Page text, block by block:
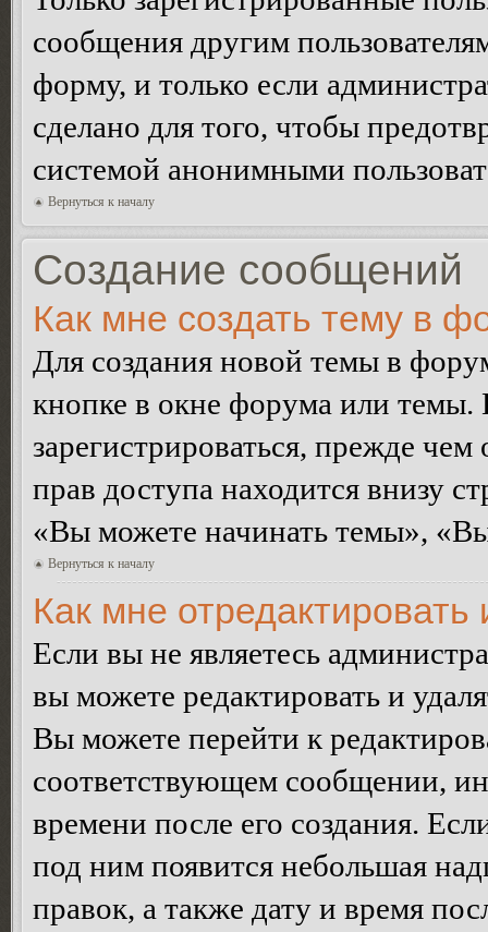
сообщения другим
форму, и только если
сделано для того, чтобы
системой анонимными
Вернуться к началу
Создание сообщений
Как мне создать тему в
Для создания новой темы в
кнопке в окне форума или
зарегистрироваться, прежде
прав доступа находится внизу
«Вы можете начинать темы»,
Вернуться к началу
Как мне
Если вы не являетесь
вы можете редактировать и
Вы можете перейти к
соответствующем сообщении,
времени после его создания.
под ним появится небольшая
правок, а также дату и время